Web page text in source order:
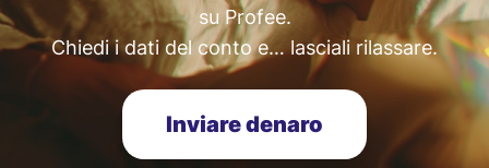
su Profee.
Chiedi i dati del conto e… lasciali rilassare.
Inviare denaro